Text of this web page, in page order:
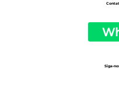
Siga-